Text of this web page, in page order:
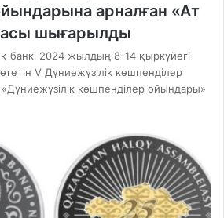
арналған «Ат
шығарылды
банкі 2024 жылдың 8-14 қыркүйегі
V Дүниежүзілік көшпенділер
көшпенділер ойындары»